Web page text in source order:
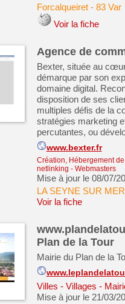
Forcalqueiret- 83 Var
Voir la fiche
Agence de
Bexter, située au
démarque par son
domaine digital.
disposition de ses
multiples défis de la
stratégies marketing
percutantes, ou
www.bexter.fr
Création, Hébergement
netlinking - Webmasters
Mise à jour le 08/07/
LA SEYNE SUR MER
Voir la fiche
Plan de la Tour
Mairie du Plan de la
Villes - Villages -
Mise à jour le 21/03/